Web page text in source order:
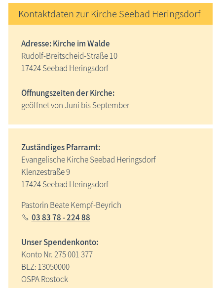
Historische Bauwerke
Lehrpfade
Leuchttürme
Naturzentren, Nationalparks
Promenaden
Schlösser & Burgen
Seebrücken, Molen
Sehenswertes »Dies und Das«
Strandpromenaden, Flaniermeilen
Zoo & Tierpark
ehemalige Sehenswürdigkeiten
Traditionelles
Erst 1848, drei Jahre nach dem Tod von Ludwig Persius,
wurde die Heringsdorfer Kirche errichtet, der ausführende
Am 3. September 1848 erfolgte die Einweihung der
Heringsdorfer "Kirche im Walde". Die im neugotischen Stil
errichtete Kirche, ein roter Backsteinbau, war ein relativ
Kontaktdaten zur Kirche Seebad Heringsdorf
Adresse: Kirche im Walde
Rudolf-Breitscheid-Straße 10
17424 Seebad Heringsdorf
Öffnungszeiten der Kirche:
geöffnet von Juni bis September
Zuständiges Pfarramt:
Evangelische Kirche Seebad Heringsdorf
Klenzestraße 9
17424 Seebad Heringsdorf
Pastorin Beate Kempf-Beyrich
03 83 78 - 224 88
Unser Spendenkonto:
Konto Nr. 275 001 377
BLZ: 13050000
OSPA Rostock